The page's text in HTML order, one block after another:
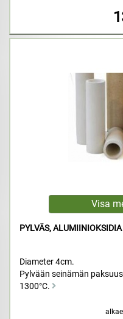
PYLVÄS, ALUMIINIOKSIDIA
Diameter 4cm.
Pylvään seinämän
1300°C.